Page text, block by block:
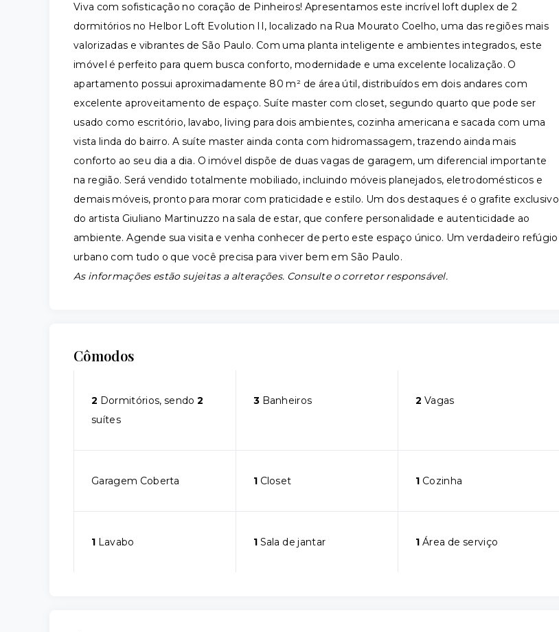
Viva com sofisticação no coração de Pinheiros! Apresentamos este incrível loft duplex de 2
dormitórios no Helbor Loft Evolution II, localizado na Rua Mourato Coelho, uma das regiões mais
valorizadas e vibrantes de São Paulo. Com uma planta inteligente e ambientes integrados, este
imóvel é perfeito para quem busca conforto, modernidade e uma excelente localização. O
apartamento possui aproximadamente 80 m² de área útil, distribuídos em dois andares com
excelente aproveitamento de espaço. Suíte master com closet, segundo quarto que pode ser
usado como escritório, lavabo, living para dois ambientes, cozinha americana e sacada com uma
vista linda do bairro. A suíte master ainda conta com hidromassagem, trazendo ainda mais
conforto ao seu dia a dia. O imóvel dispõe de duas vagas de garagem, um diferencial importante
na região. Será vendido totalmente mobiliado, incluindo móveis planejados, eletrodomésticos e
demais móveis, pronto para morar com praticidade e estilo. Um dos destaques é o grafite exclusivo
do artista Giuliano Martinuzzo na sala de estar, que confere personalidade e autenticidade ao
ambiente. Agende sua visita e venha conhecer de perto este espaço único. Um verdadeiro refúgio
urbano com tudo o que você precisa para viver bem em São Paulo.
As informações estão sujeitas a alterações. Consulte o corretor responsável.
Cômodos
2 Dormitórios, sendo2
suítes
3Banheiros 2 Vagas
Garagem Coberta 1Closet 1 Cozinha
1 Lavabo 1Sala de jantar 1 Área de serviço